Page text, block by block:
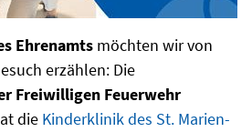
Ehrenamts möchten wir von
erzählen: Die
Freiwilligen Feuerwehr
die Kinderklinik des St. Marien-